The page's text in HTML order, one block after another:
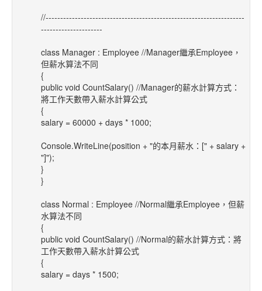
//--------------------------------------------------------------------
---------------------
class Manager : Employee //Manager繼承Employee，
但薪水算法不同
{
public void CountSalary() //Manager的薪水計算方式：
將工作天數帶入薪水計算公式
{
salary = 60000 + days * 1000;
Console.WriteLine(position + "的本月薪水：[" + salary +
"]");
}
}
class Normal : Employee //Normal繼承Employee，但薪
水算法不同
{
public void CountSalary() //Normal的薪水計算方式：將
工作天數帶入薪水計算公式
{
salary = days * 1500;